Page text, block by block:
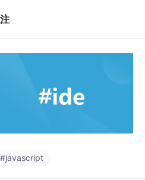
#javascript